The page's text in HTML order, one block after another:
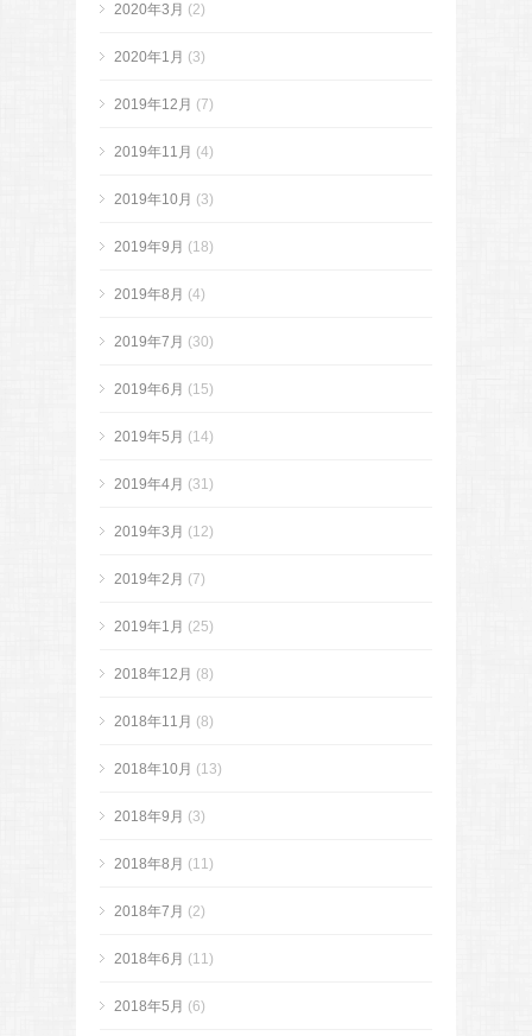
2020年3月 (2)
2020年1月 (3)
2019年12月 (7)
2019年11月 (4)
2019年10月 (3)
2019年9月 (18)
2019年8月 (4)
2019年7月 (30)
2019年6月 (15)
2019年5月 (14)
2019年4月 (31)
2019年3月 (12)
2019年2月 (7)
2019年1月 (25)
2018年12月 (8)
2018年11月 (8)
2018年10月 (13)
2018年9月 (3)
2018年8月 (11)
2018年7月 (2)
2018年6月 (11)
2018年5月 (6)